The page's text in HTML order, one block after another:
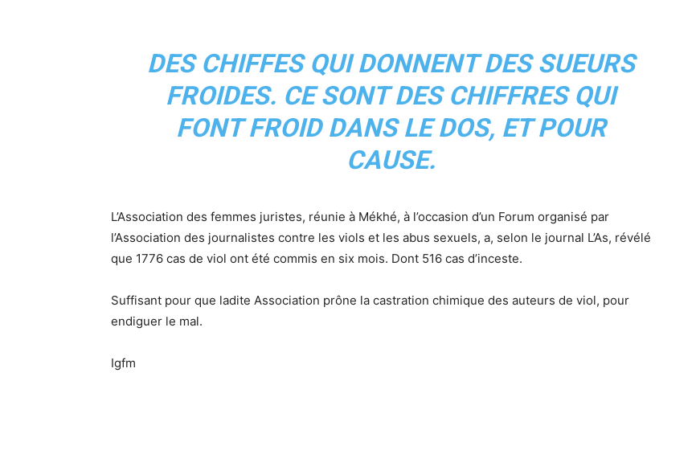
DES CHIFFES QUI DONNENT DES SUEURS
FROIDES. CE SONT DES CHIFFRES QUI
FONT FROID DANS LE DOS, ET POUR
CAUSE.
L’Association des femmes juristes, réunie à Mékhé, à l’occasion d’un Forum organisé par
l’Association des journalistes contre les viols et les abus sexuels, a, selon le journal L’As, révélé
que 1776 cas de viol ont été commis en six mois. Dont 516 cas d’inceste.
Suffisant pour que ladite Association prône la castration chimique des auteurs de viol, pour
endiguer le mal.
Igfm